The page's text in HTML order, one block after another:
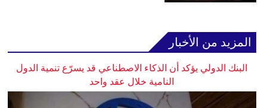
المزيد من الأخبار
البنك الدولي يؤكد أن الذكاء الاصطناعي قد يسرّع تنمية الدول
النامية خلال عقد واحد